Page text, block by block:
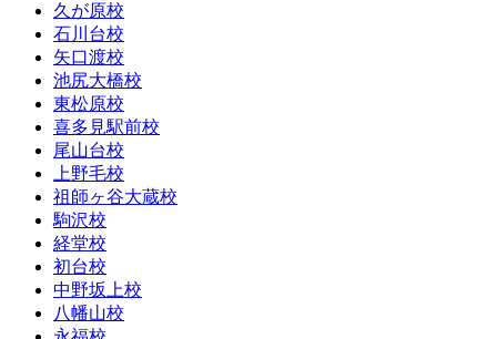
久が原校
石川台校
矢口渡校
池尻大橋校
東松原校
喜多見駅前校
尾山台校
上野毛校
祖師ヶ谷大蔵校
駒沢校
経堂校
初台校
中野坂上校
八幡山校